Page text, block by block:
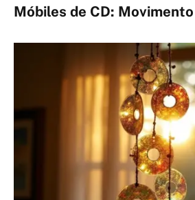
Móbiles de CD: